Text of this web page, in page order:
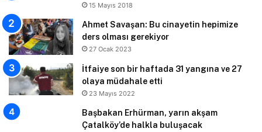
15 Mayıs 2018
Ahmet Savaşan: Bu cinayetin hepimize
ders olması gerekiyor
27 Ocak 2023
İtfaiye son bir haftada 31 yangına ve 27
olaya müdahale etti
23 Mayıs 2022
Başbakan Erhürman, yarın akşam
Çatalköy’de halkla buluşacak